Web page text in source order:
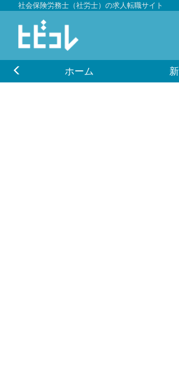
社会保険労務士（社労士）の求人転職サイト
ホーム